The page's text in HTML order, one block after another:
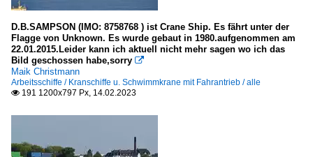
D.B.SAMPSON (IMO: 8758768 ) ist Crane Ship. Es fährt unter der
Flagge von Unknown. Es wurde gebaut in 1980.aufgenommen am
22.01.2015.Leider kann ich aktuell nicht mehr sagen wo ich das
Bild geschossen habe,sorry 
Maik Christmann
Arbeitsschiffe / Kranschiffe u. Schwimmkrane mit Fahrantrieb / alle
 191 1200x797 Px, 14.02.2023